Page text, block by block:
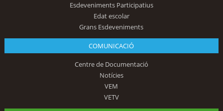
Esdeveniments Participatius
Edat escolar
Grans Esdeveniments
COMUNICACIÓ
Centre de Documentació
Notícies
VEM
VETV